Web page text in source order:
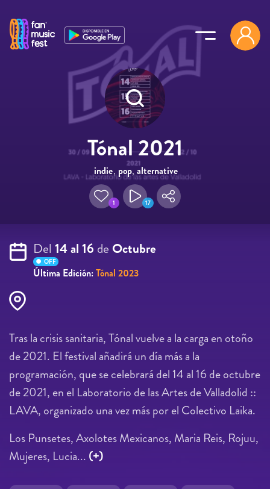
Tónal 2021
indie, pop, alternative
urban
1 17
Del 14 al 16 de Octubre
OFF
Última Edición:Tónal 2023
Tras la crisis sanitaria, Tónal vuelve a la carga en otoño
de 2021. El festival añadirá un día más a la
programación, que se celebrará del 14 al 16 de octubre
de 2021, en el Laboratorio de las Artes de Valladolid ::
LAVA, organizado una vez más por el Colectivo Laika.
Los Punsetes, Axolotes Mexicanos, Maria Reis, Rojuu,
Mujeres, Lucia... (+)